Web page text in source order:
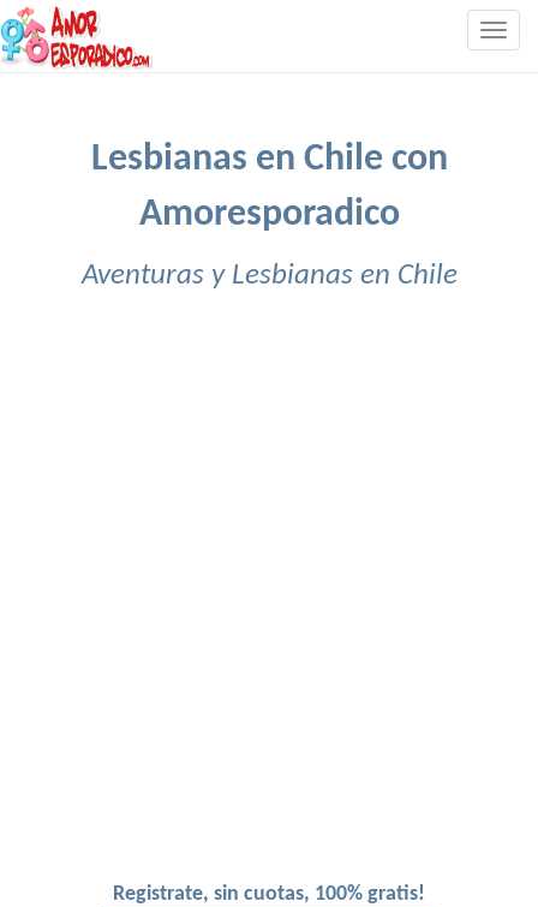
Lesbianas en Chile con
Amoresporadico
Aventuras y Lesbianas en Chile
Registrate, sin cuotas, 100% gratis!